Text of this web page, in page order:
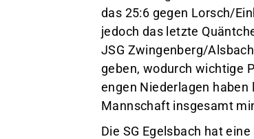
das 25:6 gegen Lorsch/
jedoch das letzte
JSG Zwingenberg/
geben, wodurch wichtige
engen Niederlagen
Mannschaft insgesamt
Die SG Egelsbach hat